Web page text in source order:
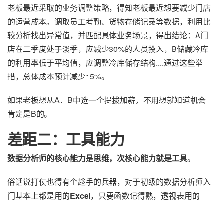
老板最近采取的业务调整策略，得知老板最近想要减少门店
的运营成本。调取员工考勤、货物存储记录等数据，利用比
较分析找出异常值，并匹配具体业务场景，得出结论：A门
店在二季度处于淡季，应减少30%的人员投入，B储藏冷库
的利用率低于平均值，应调整冷库储存结构....通过这些举
措，总体成本预计减少15%。
如果老板想从A、B中选一个提拔加薪，不用想就知道机会
肯定是B的。
差距二：工具能力
数据分析师的核心能力是思维，次核心能力就是工具。
俗话说打仗也得有个趁手的兵器，对于初级的数据分析师入
门基本上都是用的Excel，只要函数记得熟，透视表用的